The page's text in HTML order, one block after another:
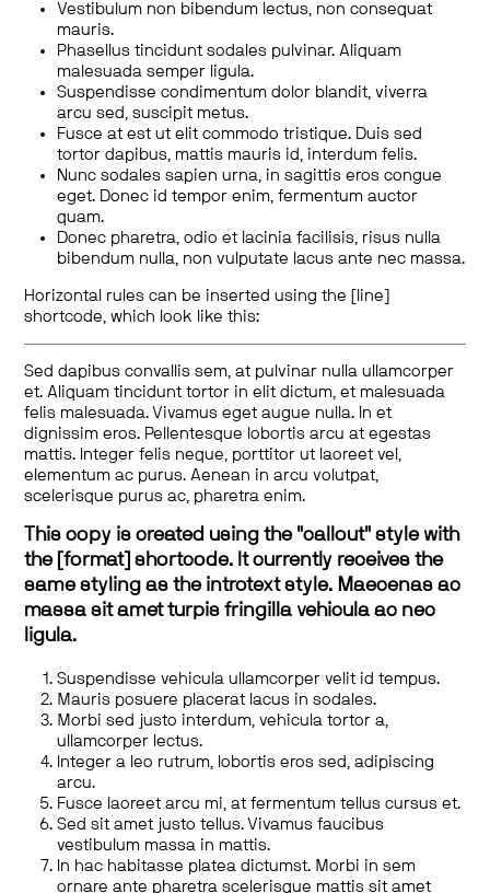
Vestibulum non bibendum lectus, non consequat
mauris.
Phasellus tincidunt sodales pulvinar. Aliquam
malesuada semper ligula.
Suspendisse condimentum dolor blandit, viverra
arcu sed, suscipit metus.
Fusce at est ut elit commodo tristique. Duis sed
tortor dapibus, mattis mauris id, interdum felis.
Nunc sodales sapien urna, in sagittis eros congue
eget. Donec id tempor enim, fermentum auctor
quam.
Donec pharetra, odio et lacinia facilisis, risus nulla
bibendum nulla, non vulputate lacus ante nec massa.
Horizontal rules can be inserted using the [line]
shortcode, which look like this:
Sed dapibus convallis sem, at pulvinar nulla ullamcorper
et. Aliquam tincidunt tortor in elit dictum, et malesuada
felis malesuada. Vivamus eget augue nulla. In et
dignissim eros. Pellentesque lobortis arcu at egestas
mattis. Integer felis neque, porttitor ut laoreet vel,
elementum ac purus. Aenean in arcu volutpat,
scelerisque purus ac, pharetra enim.
This copy is created using the "callout" style with
the [format] shortcode. It currently receives the
same styling as the introtext style. Maecenas ac
massa sit amet turpis fringilla vehicula ac nec
ligula.
Suspendisse vehicula ullamcorper velit id tempus.
Mauris posuere placerat lacus in sodales.
Morbi sed justo interdum, vehicula tortor a,
ullamcorper lectus.
Integer a leo rutrum, lobortis eros sed, adipiscing
arcu.
Fusce laoreet arcu mi, at fermentum tellus cursus et.
Sed sit amet justo tellus. Vivamus faucibus
vestibulum massa in mattis.
In hac habitasse platea dictumst. Morbi in sem
ornare ante pharetra scelerisque mattis sit amet